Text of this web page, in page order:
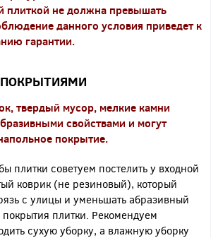
плиткой не должна превышать
данного условия приведет к
гарантии.
твердый мусор, мелкие камни
свойствами и могут
покрытие.
плитки советуем постелить у входной
коврик (не резиновый), который
с улицы и уменьшать абразивный
плитки. Рекомендуем
сухую уборку, а влажную уборку